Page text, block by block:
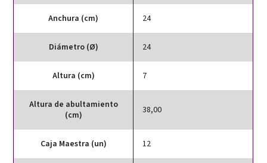
Anchura (cm) 24
Diámetro (Ø) 24
Altura (cm) 7
Altura de abultamiento
(cm)
38,00
Caja Maestra (un) 12